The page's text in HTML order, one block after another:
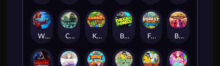
Warrior Ways Cursed Seas King Carrot Break Bones Forest Fortune Buffalo Stack'n'Sync